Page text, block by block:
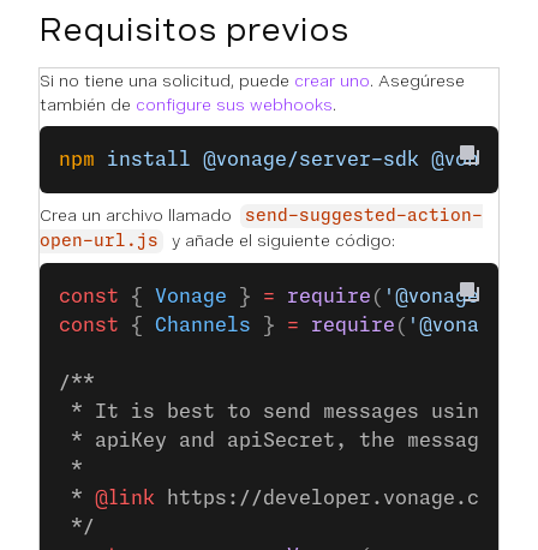
Requisitos previos
Si no tiene una solicitud, puede crear uno. Asegúrese
también de configure sus webhooks.
npm install @vonage/server-sdk @vonage/
Crea un archivo llamado
send-suggested-action-
open-url.js
y añade el siguiente código:
const { Vonage } = require ( '@vonage/
const { Channels } = require ( '@vonage/
/**
* It is best to send messages using
* apiKey and apiSecret, the messages
*
* @link https://developer.vonage.com/
*/